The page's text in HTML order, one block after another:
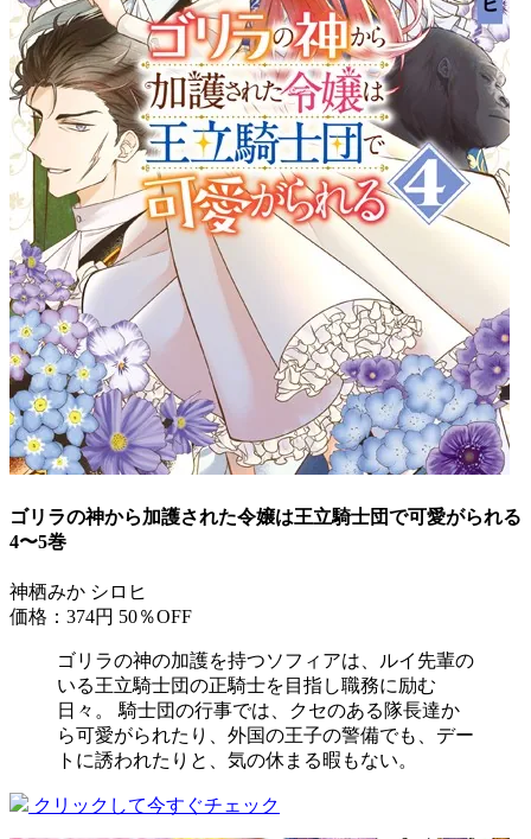
ゴリラの神から加護された令嬢は王立騎士団で可愛がられる
4〜5巻
神栖みか シロヒ
価格：374円 50％OFF
ゴリラの神の加護を持つソフィアは、ルイ先輩の
いる王立騎士団の正騎士を目指し職務に励む
日々。 騎士団の行事では、クセのある隊長達か
ら可愛がられたり、外国の王子の警備でも、デー
トに誘われたりと、気の休まる暇もない。
クリックして今すぐチェック